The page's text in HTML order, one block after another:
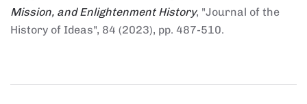
Mission, and Enlightenment History, "Journal of the
History of Ideas", 84 (2023), pp. 487-510.